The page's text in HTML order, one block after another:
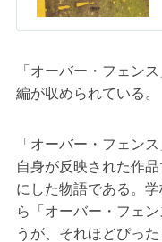
「オーバー・フェン
編が収められている。
「オーバー・フェン
自身が反映された作
にした物語である。
ら「オーバー・フェ
うが、それほどぴっ